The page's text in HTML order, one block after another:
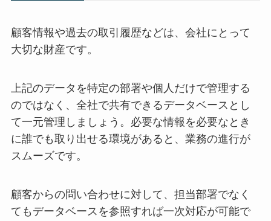
顧客情報や過去の取引履歴などは、会社にとって
大切な財産です。
上記のデータを特定の部署や個人だけで管理する
のではなく、全社で共有できるデータベースとし
て一元管理しましょう。必要な情報を必要なとき
に誰でも取り出せる環境があると、業務の進行が
スムーズです。
顧客からの問い合わせに対して、担当部署でなく
てもデータベースを参照すれば一次対応が可能で